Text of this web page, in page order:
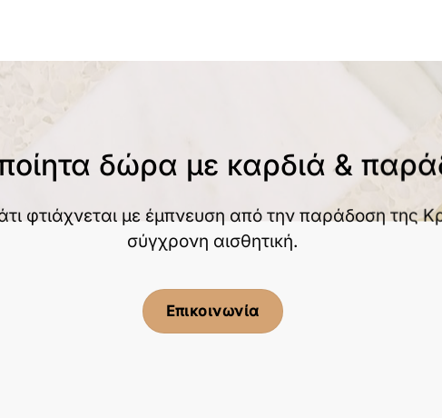
δώρα με καρδιά &
φτιάχνεται με έμπνευση από την παράδοση της
σύγχρονη αισθητική.
Επικοινωνία